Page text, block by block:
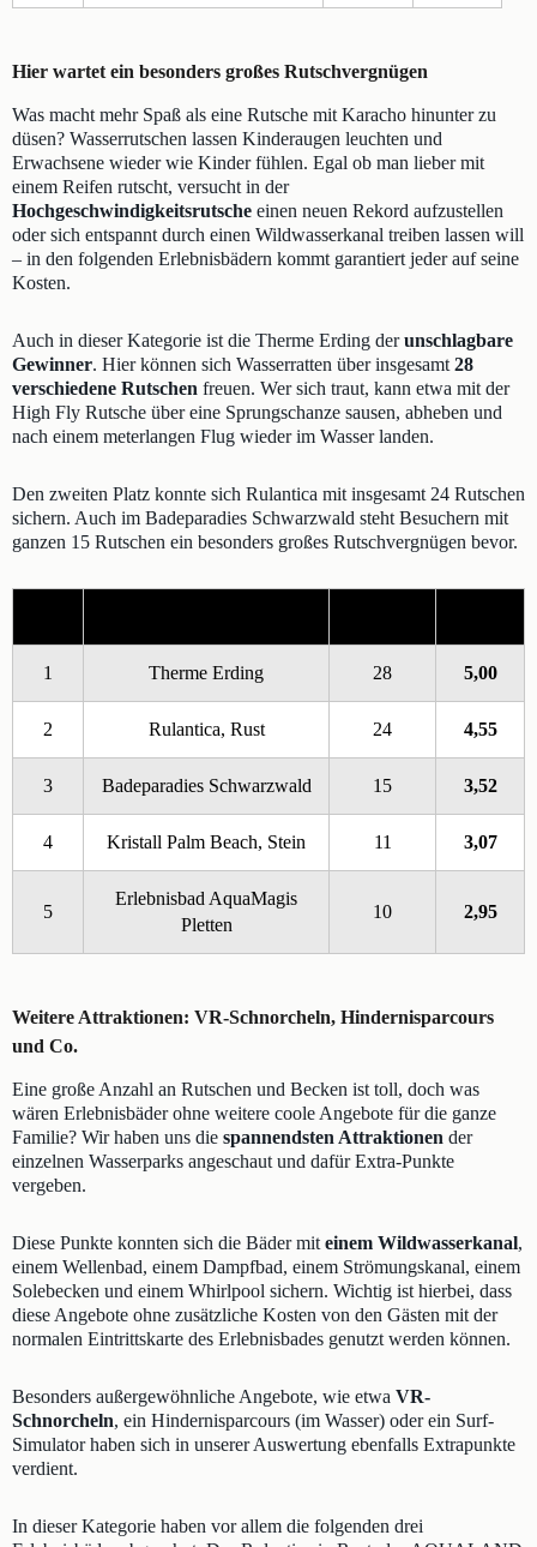
Hier wartet ein besonders großes Rutschvergnügen
Was macht mehr Spaß als eine Rutsche mit Karacho hinunter zu
düsen? Wasserrutschen lassen Kinderaugen leuchten und
Erwachsene wieder wie Kinder fühlen. Egal ob man lieber mit
einem Reifen rutscht, versucht in der
Hochgeschwindigkeitsrutsche einen neuen Rekord aufzustellen
oder sich entspannt durch einen Wildwasserkanal treiben lassen will
– in den folgenden Erlebnisbädern kommt garantiert jeder auf seine
Kosten.
Auch in dieser Kategorie ist die Therme Erding derunschlagbare
Gewinner. Hier können sich Wasserratten über insgesamt 28
verschiedene Rutschen freuen. Wer sich traut, kann etwa mit der
High Fly Rutsche über eine Sprungschanze sausen, abheben und
nach einem meterlangen Flug wieder im Wasser landen.
Den zweiten Platz konnte sich Rulantica mit insgesamt 24 Rutschen
sichern. Auch im Badeparadies Schwarzwald steht Besuchern mit
ganzen 15 Rutschen ein besonders großes Rutschvergnügen bevor.
1 Therme Erding 28 5,00
2 Rulantica, Rust 24 4,55
3 Badeparadies Schwarzwald 15 3,52
4 Kristall Palm Beach, Stein 11 3,07
5
Erlebnisbad AquaMagis
Pletten
10 2,95
Weitere Attraktionen: VR-Schnorcheln, Hindernisparcours
und Co.
Eine große Anzahl an Rutschen und Becken ist toll, doch was
wären Erlebnisbäder ohne weitere coole Angebote für die ganze
Familie? Wir haben uns die spannendsten Attraktionen der
einzelnen Wasserparks angeschaut und dafür Extra-Punkte
vergeben.
Diese Punkte konnten sich die Bäder mit einem Wildwasserkanal,
einem Wellenbad, einem Dampfbad, einem Strömungskanal, einem
Solebecken und einem Whirlpool sichern. Wichtig ist hierbei, dass
diese Angebote ohne zusätzliche Kosten von den Gästen mit der
normalen Eintrittskarte des Erlebnisbades genutzt werden können.
Besonders außergewöhnliche Angebote, wie etwa VR-
Schnorcheln, ein Hindernisparcours (im Wasser) oder ein Surf-
Simulator haben sich in unserer Auswertung ebenfalls Extrapunkte
verdient.
In dieser Kategorie haben vor allem die folgenden drei